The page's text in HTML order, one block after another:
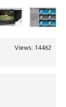
Views: 14462